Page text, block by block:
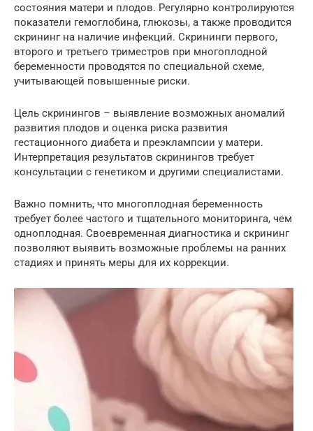
состояния матери и плодов. Регулярно контролируются
показатели гемоглобина, глюкозы, а также проводится
скрининг на наличие инфекций. Скрининги первого,
второго и третьего триместров при многоплодной
беременности проводятся по специальной схеме,
учитывающей повышенные риски.
Цель скринингов – выявление возможных аномалий
развития плодов и оценка риска развития
гестационного диабета и преэклампсии у матери.
Интерпретация результатов скринингов требует
консультации с генетиком и другими специалистами.
Важно помнить, что многоплодная беременность
требует более частого и тщательного мониторинга, чем
одноплодная. Своевременная диагностика и скрининг
позволяют выявить возможные проблемы на ранних
стадиях и принять меры для их коррекции.